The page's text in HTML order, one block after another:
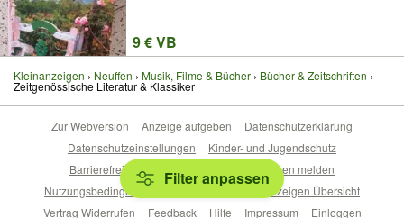
9 € VB
Kleinanzeigen Neuffen Musik, Filme & Bücher Bücher & Zeitschriften
Zeitgenössische Literatur & Klassiker
Filter anpassen
Zur Webversion Anzeige aufgeben
Datenschutzerklärung
Datenschutzeinstellungen
Kinder- und Jugendschutz
Barrierefreiheitserklärung
Sicherheitslücken melden
Nutzungsbedingungen
Beliebte Suchen
Anzeigen Übersicht
Vertrag Widerrufen
Feedback Hilfe Impressum Einloggen